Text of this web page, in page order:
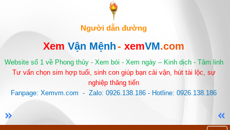
Người dẫn đường
Xem Vận Mệnh- xemVM.com
Website số 1 về Phong thủy - Xem bói - Xem ngày – Kinh dịch - Tâm linh
Tư vấn chọn sim hợp tuổi, sinh con giúp bạn cải vận, hút tài lộc, sự
nghiệp thăng tiến
Fanpage: Xemvm.com - Zalo: 0926.138.186 - Hotline: 0926.138.186